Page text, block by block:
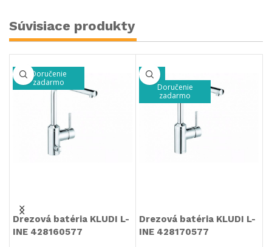
Súvisiace produkty
KLUDI L-
Drezová batéria KLUDI L-
INE 428170577
Drezová